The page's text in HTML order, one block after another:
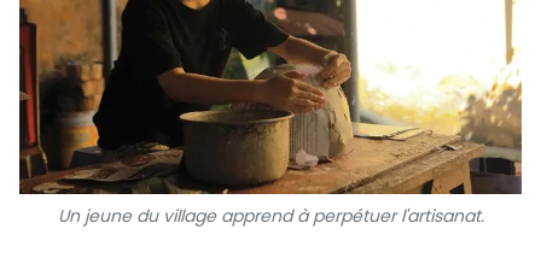
Un jeune du village apprend à perpétuer l'artisanat.